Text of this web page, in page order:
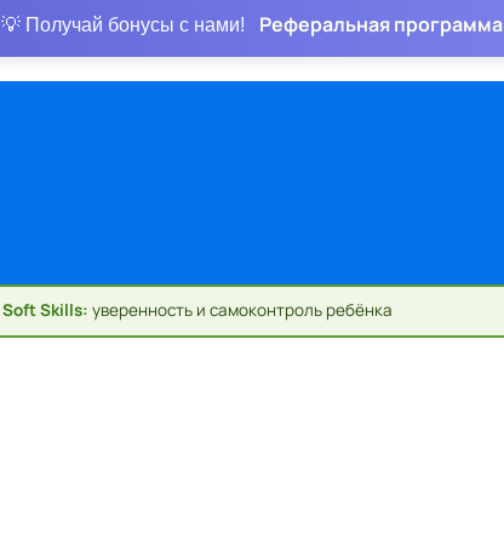
💡 Получай бонусы с нами! Реферальная программа
Soft Skills: уверенность и самоконтроль ребёнка